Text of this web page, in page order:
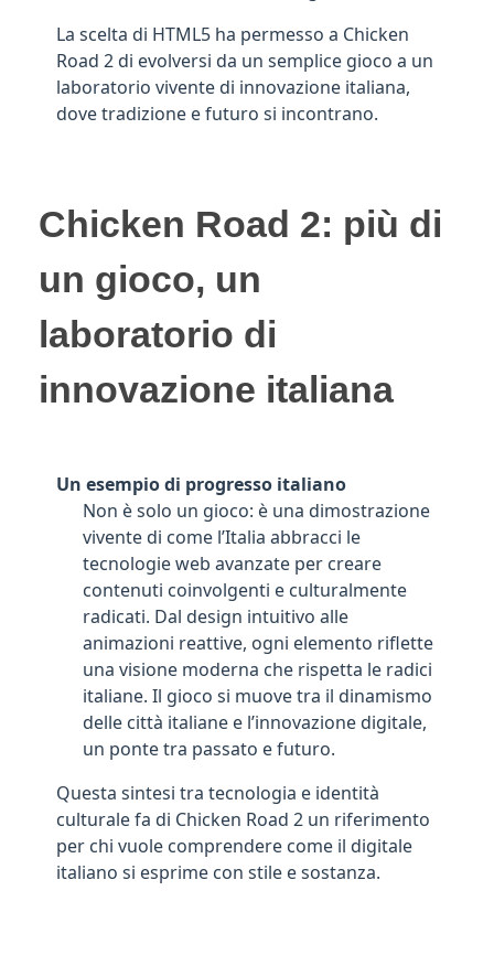
La scelta di HTML5 ha permesso a Chicken
Road 2 di evolversi da un semplice gioco a un
laboratorio vivente di innovazione italiana,
dove tradizione e futuro si incontrano.
Chicken Road 2: più di
un gioco, un
laboratorio di
innovazione italiana
Un esempio di progresso italiano
Non è solo un gioco: è una dimostrazione
vivente di come l’Italia abbracci le
tecnologie web avanzate per creare
contenuti coinvolgenti e culturalmente
radicati. Dal design intuitivo alle
animazioni reattive, ogni elemento riflette
una visione moderna che rispetta le radici
italiane. Il gioco si muove tra il dinamismo
delle città italiane e l’innovazione digitale,
un ponte tra passato e futuro.
Questa sintesi tra tecnologia e identità
culturale fa di Chicken Road 2 un riferimento
per chi vuole comprendere come il digitale
italiano si esprime con stile e sostanza.